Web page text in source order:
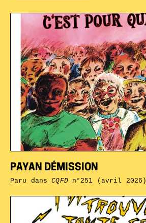
PAYAN DÉMISSION
Paru dansCQFDn°251 (avril 2026)